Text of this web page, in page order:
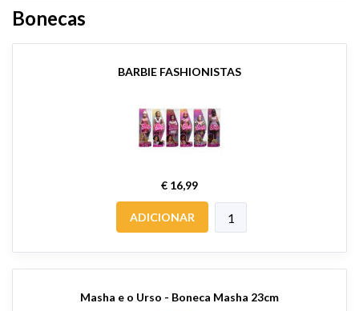
Bonecas
BARBIE FASHIONISTAS
€ 16,99
ADICIONAR
Masha e o Urso - Boneca Masha 23cm